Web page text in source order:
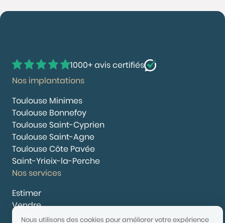
1000+ avis certifiés
Nos implantations
Toulouse Minimes
Toulouse Bonnefoy
Toulouse Saint-Cyprien
Toulouse Saint-Agne
Toulouse Côte Pavée
Saint-Yrieix-la-Perche
Nos services
Estimer
Vendre
Acheter
Nous utilisons des cookies pour améliorer votre expérience